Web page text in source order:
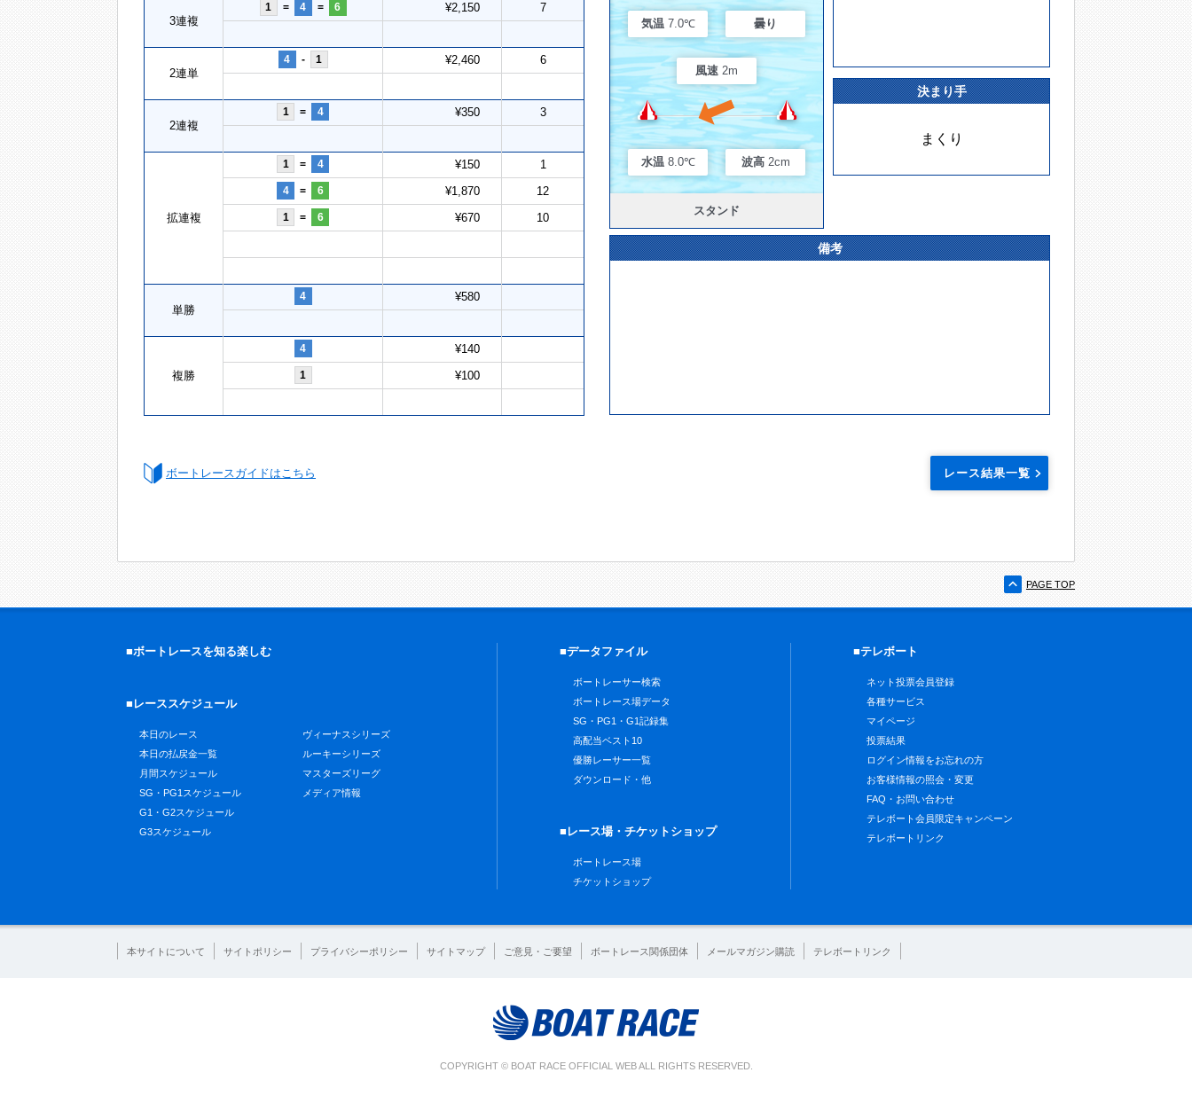
3連複
1 = 4 = 6 ¥2,150 7
2連単
4 - 1 ¥2,460 6
2連複
1 = 4 ¥350 3
拡連複
1 = 4 ¥150 1
4 = 6 ¥1,870 12
1 = 6 ¥670 10
単勝
4 ¥580
複勝
4 ¥140
1 ¥100
気温 7.0℃ 曇り
風速 2m
水温 8.0℃ 波高 2cm
スタンド
決まり手
まくり
備考
ボートレースガイドはこちら レース結果一覧
PAGE TOP
■ボートレースを知る楽しむ
■レーススケジュール
本日のレース
本日の払戻金一覧
月間スケジュール
SG・PG1スケジュール
G1・G2スケジュール
G3スケジュール
ヴィーナスシリーズ
ルーキーシリーズ
マスターズリーグ
メディア情報
■データファイル
ボートレーサー検索
ボートレース場データ
SG・PG1・G1記録集
高配当ベスト10
優勝レーサー一覧
ダウンロード・他
■レース場・チケットショップ
ボートレース場
チケットショップ
■テレボート
ネット投票会員登録
各種サービス
マイページ
投票結果
ログイン情報をお忘れの方
お客様情報の照会・変更
FAQ・お問い合わせ
テレボート会員限定キャンペーン
テレボートリンク
本サイトについて サイトポリシー プライバシーポリシー サイトマップ ご意見・ご要望 ボートレース関係団体 メールマガジン購読 テレボートリンク
COPYRIGHT © BOAT RACE OFFICIAL WEB ALL RIGHTS RESERVED.